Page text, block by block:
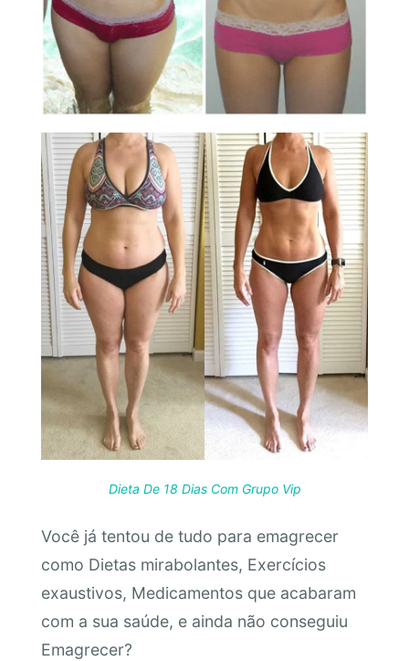
Dieta De 18 Dias Com Grupo Vip
Você já tentou de tudo para emagrecer
como Dietas mirabolantes, Exercícios
exaustivos, Medicamentos que acabaram
com a sua saúde, e ainda não conseguiu
Emagrecer?